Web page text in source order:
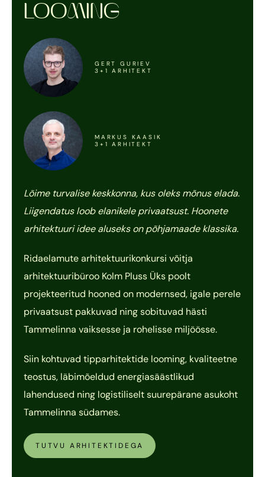
LOOMING
GERT GURIEV
3+1 ARHITEKT
MARKUS KAASIK
3+1 ARHITEKT
Lõime turvalise keskkonna, kus oleks mõnus elada.
Liigendatus loob elanikele privaatsust. Hoonete
arhitektuuri idee aluseks on põhjamaade klassika.
Ridaelamute arhitektuurikonkursi võitja
arhitektuuribüroo Kolm Pluss Üks poolt
projekteeritud hooned on modernsed, igale perele
privaatsust pakkuvad ning sobituvad hästi
Tammelinna vaiksesse ja rohelisse miljöösse.
Siin kohtuvad tipparhitektide looming, kvaliteetne
teostus, läbimõeldud energiasäästlikud
lahendused ning logistiliselt suurepärane asukoht
Tammelinna südames.
TUTVU ARHITEKTIDEGA